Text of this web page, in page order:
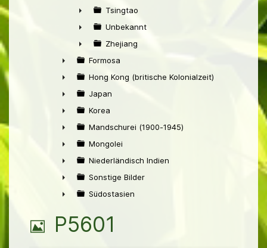
►
►
Tsingtao
►
Unbekannt
►
Zhejiang
►
Formosa
►
Hong Kong (britische Kolonialzeit)
►
Japan
►
Korea
►
Mandschurei (1900-1945)
►
Mongolei
►
Niederländisch Indien
►
Sonstige Bilder
Südostasien
B
P5601